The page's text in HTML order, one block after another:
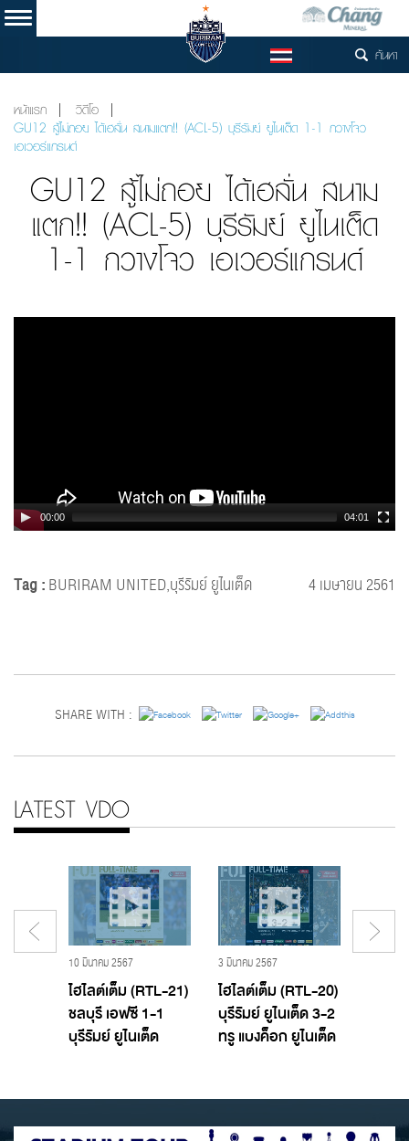
TH ค้นหา
หน้าแรก
วิดีโอ
GU12 สู้ไม่ถอย ได้เฮลั่น สนามแตก!! (ACL-5) บุรีรัมย์ ยูไนเต็ด 1-1 กวางโจว
เอเวอร์แกรนด์
GU12 สู้ไม่ถอย ได้เฮลั่น สนาม
แตก!! (ACL-5) บุรีรัมย์ ยูไนเต็ด
1-1 กวางโจว เอเวอร์แกรนด์
00:00 04:01
Tag :BURIRAM UNITED,บุรีรัมย์ ยูไนเต็ด 4 เมษายน 2561
SHARE WITH :
LATEST VDO
10 มีนาคม 2567
ไฮไลต์เต็ม (RTL-21)
ชลบุรี เอฟซี 1-1
บุรีรัมย์ ยูไนเต็ด
3 มีนาคม 2567
ไฮไลต์เต็ม (RTL-20)
บุรีรัมย์ ยูไนเต็ด 3-2
ทรู แบงค็อก ยูไนเต็ด